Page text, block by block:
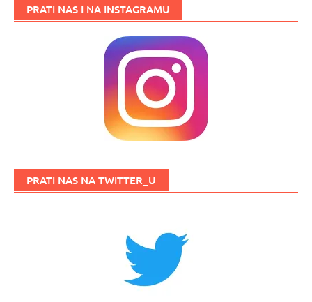
PRATI NAS I NA INSTAGRAMU
PRATI NAS NA TWITTER_U